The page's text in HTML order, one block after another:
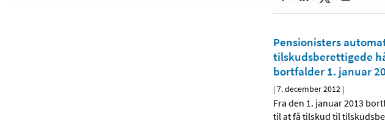
Pensionisters
tilskudsberettigede
bortfalder 1. januar
|7. december 2012 |
Fra den 1. januar 2013
til at få tilskud til